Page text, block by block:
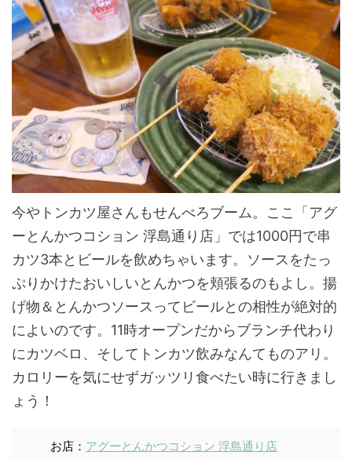
今やトンカツ屋さんもせんべろブーム。ここ「アグ
ーとんかつコション 浮島通り店」では1000円で串
カツ3本とビールを飲めちゃいます。ソースをたっ
ぷりかけたおいしいとんかつを頬張るのもよし。揚
げ物＆とんかつソースってビールとの相性が絶対的
によいのです。11時オープンだからブランチ代わり
にカツベロ、そしてトンカツ飲みなんてものアリ。
カロリーを気にせずガッツリ食べたい時に行きまし
ょう！
お店： アグーとんかつコション 浮島通り店